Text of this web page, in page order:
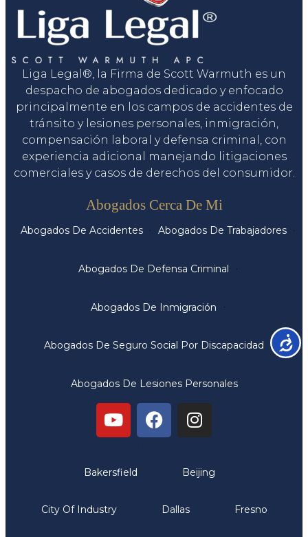
Liga Legal®, la Firma de Scott Warmuth es un
despacho de abogados dedicado y enfocado
principalmente en los campos de accidentes de
tránsito y lesiones personales, inmigración,
compensación laboral y defensa criminal, con
experiencia adicional manejando litigaciones
comerciales y casos de derechos del consumidor.
Abogados Cerca De Mi
Abogados De Accidentes Abogados De Trabajadores
Abogados De Defensa Criminal
Abogados De Inmigración
Abogados De Seguro Social Por Discapacidad
Abogados De Lesiones Personales
Bakersfield Beijing
City Of Industry Dallas Fresno